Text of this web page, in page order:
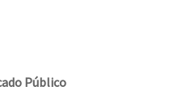
Público